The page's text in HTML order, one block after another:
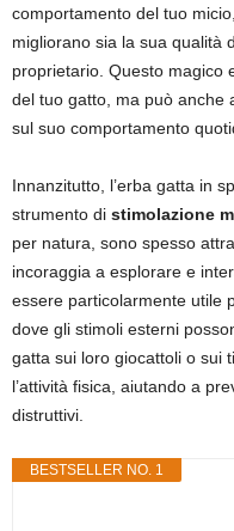
comportamento del tuo
migliorano sia la sua qualità
proprietario. Questo magico
del tuo gatto, ma può anche
sul suo comportamento
Innanzitutto, l’erba gatta in
strumento di stimolazione
per natura, sono spesso
incoraggia a esplorare e
essere particolarmente utile
dove gli stimoli esterni
gatta sui loro giocattoli o sui
l’attività fisica, aiutando a
distruttivi.
BESTSELLER NO. 1